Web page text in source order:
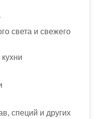
света и свежего
специй и других